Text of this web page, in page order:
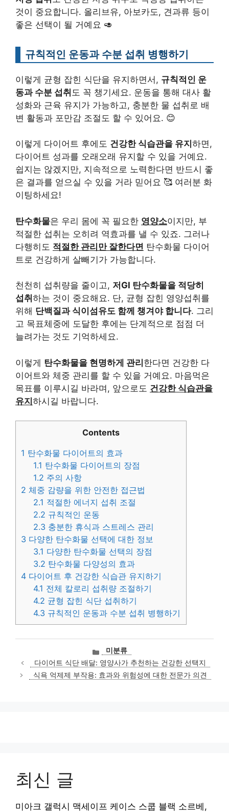
것이 중요합니다. 올리브유, 아보카도, 견과류 등이
좋은 선택이 될 거예요 🥑
규칙적인 운동과 수분 섭취 병행하기
이렇게 균형 잡힌 식단을 유지하면서, 규칙적인 운
동과 수분 섭취 도 꼭 챙기세요. 운동을 통해 대사 활
성화와 근육 유지가 가능하고, 충분한 물 섭취로 배
변 활동과 포만감 조절도 할 수 있어요. 😊
이렇게 다이어트 후에도 건강한 식습관을 유지 하면,
다이어트 성과를 오래오래 유지할 수 있을 거예요.
쉽지는 않겠지만, 지속적으로 노력한다면 반드시 좋
은 결과를 얻으실 수 있을 거라 믿어요 🥰 여러분 화
이팅하세요!
탄수화물은 우리 몸에 꼭 필요한 영양소이지만, 부
적절한 섭취는 오히려 역효과를 낼 수 있죠. 그러나
다행히도 적절한 관리만 잘한다면 탄수화물 다이어
트로 건강하게 살빼기가 가능합니다.
천천히 섭취량을 줄이고, 저GI 탄수화물을 적당히
섭취 하는 것이 중요해요. 단, 균형 잡힌 영양섭취를
위해 단백질과 식이섬유도 함께 챙겨야 합니다. 그리
고 목표체중에 도달한 후에는 단계적으로 점점 더
늘려가는 것도 기억하세요.
이렇게 탄수화물을 현명하게 관리한다면 건강한 다
이어트와 체중 관리를 할 수 있을 거예요. 마음먹은
목표를 이루시길 바라며, 앞으로도 건강한 식습관을
유지하시길 바랍니다.
Contents
1 탄수화물 다이어트의 효과
1.1 탄수화물 다이어트의 장점
1.2 주의 사항
2 체중 감량을 위한 안전한 접근법
2.1 적절한 에너지 섭취 조절
2.2 규칙적인 운동
2.3 충분한 휴식과 스트레스 관리
3 다양한 탄수화물 선택에 대한 정보
3.1 다양한 탄수화물 선택의 장점
3.2 탄수화물 다양성의 효과
4 다이어트 후 건강한 식습관 유지하기
4.1 전체 칼로리 섭취량 조절하기
4.2 균형 잡힌 식단 섭취하기
4.3 규칙적인 운동과 수분 섭취 병행하기
카
테
고
리
미분류
다이어트 식단 배달: 영양사가 추천하는 건강한 선택지
식욕 억제제 부작용: 효과와 위험성에 대한 전문가 의견
최신 글
미아크 갤럭시 맥세이프 케이스 스쿱 블랙 소르베,